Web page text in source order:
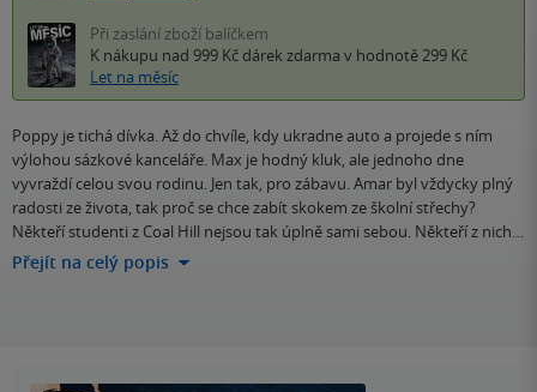
Při zaslání zboží balíčkem
K nákupu nad 999 Kč dárek zdarma v hodnotě 299 Kč
Let na měsíc
Poppy je tichá dívka. Až do chvíle, kdy ukradne auto a projede s ním
výlohou sázkové kanceláře. Max je hodný kluk, ale jednoho dne
vyvraždí celou svou rodinu. Jen tak, pro zábavu. Amar byl vždycky plný
radosti ze života, tak proč se chce zabít skokem ze školní střechy?
Někteří studenti z Coal Hill nejsou tak úplně sami sebou. Někteří z nich…
Přejít na celý popis